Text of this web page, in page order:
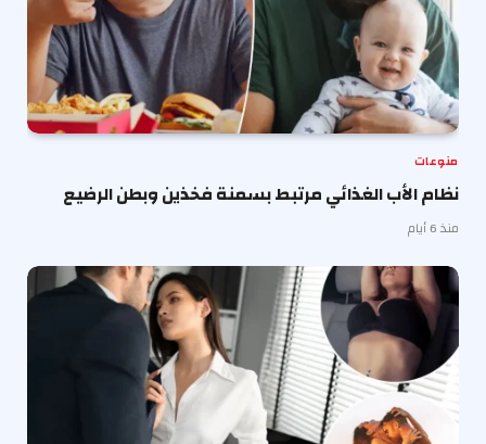
منوعات
نظام الأب الغذائي مرتبط بسمنة فخذين وبطن الرضيع
منذ 6 أيام